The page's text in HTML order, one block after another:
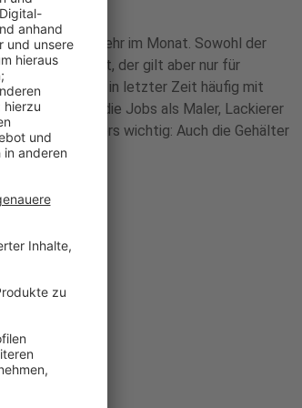
300 Euro mehr im Monat. Sowohl der
wurden erhöht, der gilt aber nur für
IG Bau hatte in letzter Zeit häufig mit
Diese soll die Jobs als Maler, Lackierer
eines besonders wichtig: Auch die Gehälter